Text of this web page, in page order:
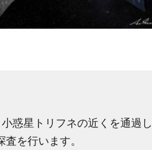
惑星トリフネの近くを通過
を行います。